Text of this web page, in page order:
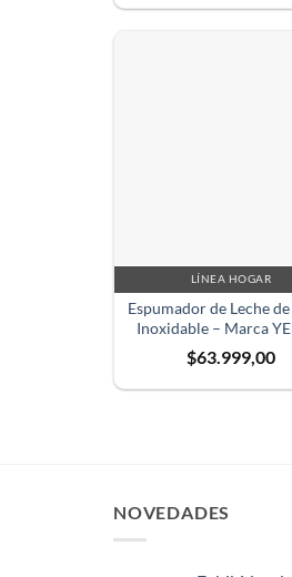
LÍNEA HOGAR
Espumador de Leche
Inoxidable – Marca
$63.999,00
NOVEDADES